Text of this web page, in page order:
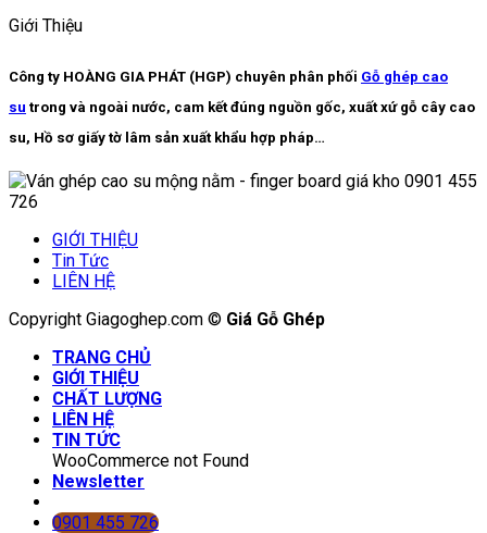
Giới Thiệu
Công ty HOÀNG GIA PHÁT (HGP) chuyên phân phối Gỗ ghép cao
su trong và ngoài nước, cam kết đúng nguồn gốc, xuất xứ gỗ cây cao
su, Hồ sơ giấy tờ lâm sản xuất khẩu hợp pháp…
GIỚI THIỆU
Tin Tức
LIÊN HỆ
Copyright Giagoghep.com © Giá Gỗ Ghép
TRANG CHỦ
GIỚI THIỆU
CHẤT LƯỢNG
LIÊN HỆ
TIN TỨC
WooCommerce not Found
Newsletter
0901 455 726